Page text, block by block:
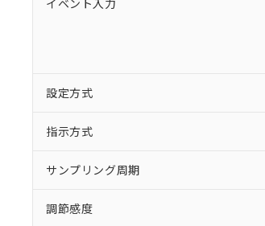
イベント入力
設定方式
指示方式
サンプリング周期
調節感度